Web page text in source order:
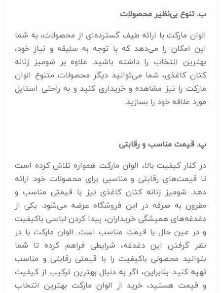
ب. تنوع بی‌نظیر محصولات
الوان مارکت با ارائه طیف گسترده‌ای از محصولات، به شما
این امکان را می‌دهد که با توجه به سلیقه و نیاز خود،
بهترین انتخاب را داشته باشید. علاوه بر شومیز زنانه
کتان کاغذی، شما می‌توانید دیگر محصولات متنوع الوان
مارکت را نیز مشاهده و خریداری کنید و به راحتی استایل
مورد علاقه خود را بسازید.
پ. قیمت مناسب و رقابتی
در کنار کیفیت بالا، الوان مارکت همواره تلاش کرده است
تا قیمت‌های رقابتی و مناسبی برای محصولات خود ارائه
دهد. شومیز زنانه کتان کاغذی نیز با قیمتی مناسب و
مقرون به صرفه در این فروشگاه عرضه می‌شود. یکی از
دغدغه‌های همیشگی خریداران، پیدا کردن لباسی باکیفیت
و در عین حال با قیمت مناسب است. الوان مارکت با در
نظر گرفتن این دغدغه، شرایطی فراهم کرده تا شما
بتوانید محصولی باکیفیت را با قیمتی رقابتی و مناسب
تهیه کنید. بنابراین، اگر به دنبال بهترین ترکیب از کیفیت
و قیمت هستید، خرید از الوان مارکت بهترین انتخاب